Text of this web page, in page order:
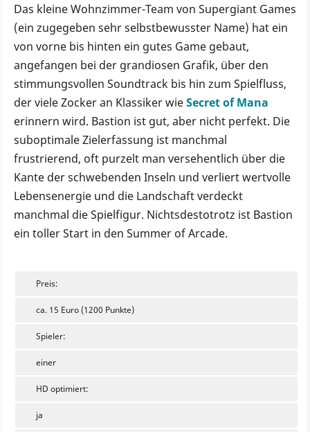
Das kleine Wohnzimmer-Team von Supergiant Games
(ein zugegeben sehr selbstbewusster Name) hat ein
von vorne bis hinten ein gutes Game gebaut,
angefangen bei der grandiosen Grafik, über den
stimmungsvollen Soundtrack bis hin zum Spielfluss,
der viele Zocker an Klassiker wieSecret of Mana
erinnern wird. Bastion ist gut, aber nicht perfekt. Die
suboptimale Zielerfassung ist manchmal
frustrierend, oft purzelt man versehentlich über die
Kante der schwebenden Inseln und verliert wertvolle
Lebensenergie und die Landschaft verdeckt
manchmal die Spielfigur. Nichtsdestotrotz ist Bastion
ein toller Start in den Summer of Arcade.
Preis:
ca. 15 Euro (1200 Punkte)
Spieler:
einer
HD optimiert:
ja